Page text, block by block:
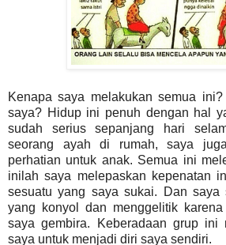
Kenapa saya melakukan semua
saya? Hidup ini penuh dengan hal
sudah serius sepanjang hari
seorang ayah di rumah, saya
perhatian untuk anak. Semua ini
inilah saya melepaskan kepenatan
sesuatu yang saya sukai. Dan saya
yang konyol dan menggelitik
saya gembira. Keberadaan grup ini
saya untuk menjadi diri saya sendiri.